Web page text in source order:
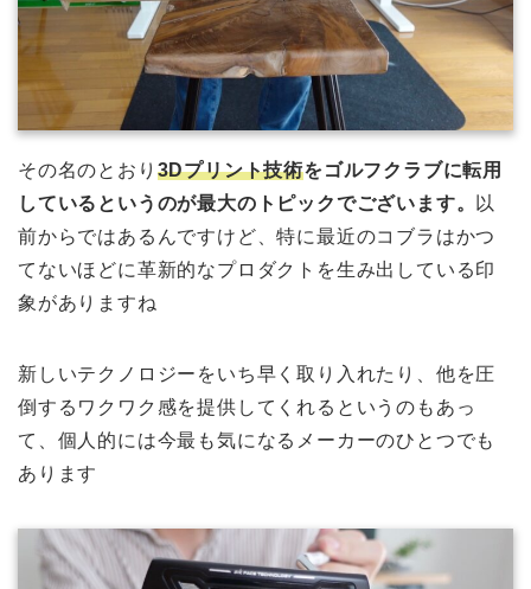
その名のとおり 3Dプリント技術をゴルフクラブに転用
しているというのが最大のトピックでございます。
以
前からではあるんですけど、特に最近のコブラはかつ
てないほどに革新的なプロダクトを生み出している印
象がありますね
新しいテクノロジーをいち早く取り入れたり、他を圧
倒するワクワク感を提供してくれるというのもあっ
て、個人的には今最も気になるメーカーのひとつでも
あります